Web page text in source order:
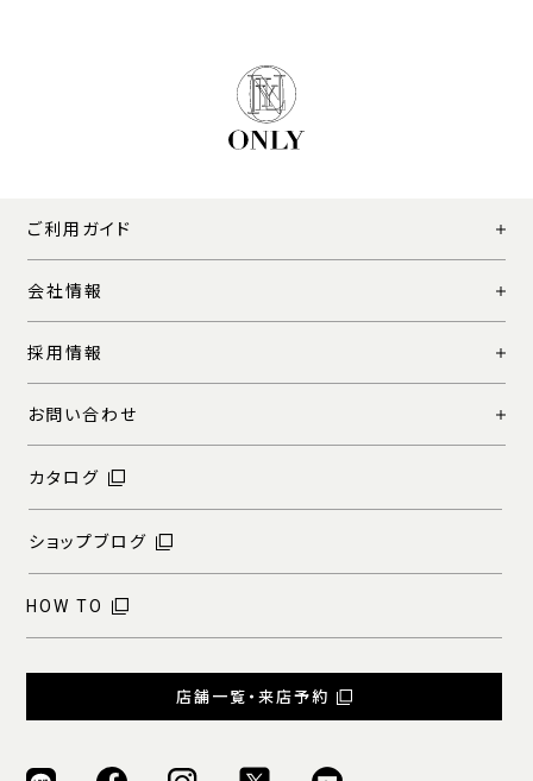
ご利用ガイド
会社情報
採用情報
お問い合わせ
カタログ
ショップブログ
HOW TO
店舗一覧・来店予約